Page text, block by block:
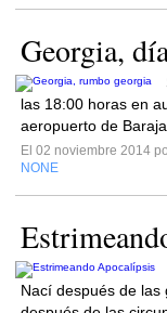
Georgia,
las 18:00 horas en
aeropuerto de
El 02 noviembre 2014
NONE
Nací después de